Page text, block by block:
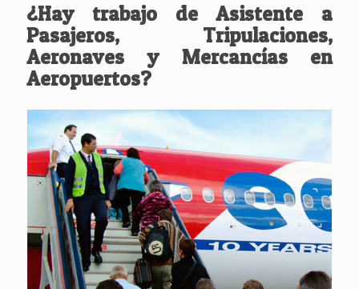
¿Hay trabajo de Asistente a
Pasajeros, Tripulaciones,
Aeronaves y Mercancías en
Aeropuertos?